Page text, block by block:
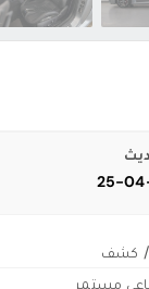
25-
/ كشف
مستمر